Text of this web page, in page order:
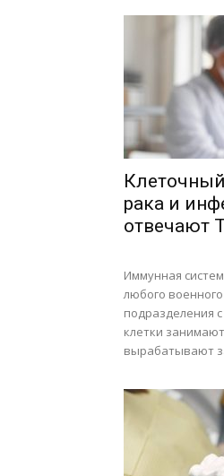
рака и
отвечают
Иммунная
любого
подразделения
клетки
вырабатывают